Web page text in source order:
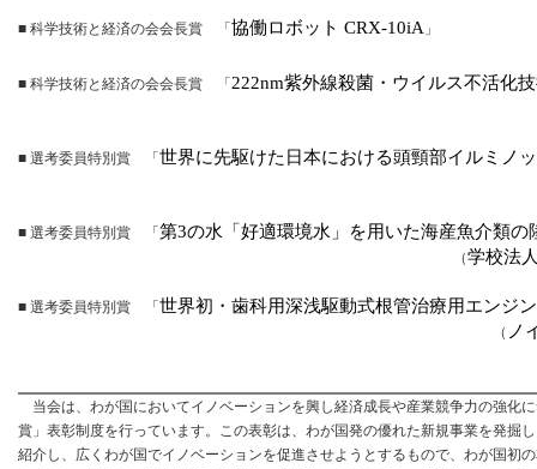
■ 科学技術と経済の会会長賞 「 協働ロボット CRX-10iA 」
■ 科学技術と経済の会会長賞 「 222nm紫外線殺菌・ウイルス不活化
■ 選考委員特別賞 「 世界に先駆けた日本における頭頸部イルミノ
■ 選考委員特別賞 「 第3の水「好適環境水」を用いた海産魚介類の
（学校法
■ 選考委員特別賞 「 世界初・歯科用深浅駆動式根管治療用エンジ
（ ノ
当会は、わが国においてイノベーションを興し経済成長や産業競争力の強化
賞」表彰制度を行っています。この表彰は、わが国発の優れた新規事業を発掘
紹介し、広くわが国でイノベーションを促進させようとするもので、わが国初